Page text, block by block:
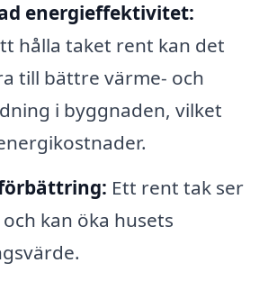
energieffektivitet:
hålla taket rent kan det
till bättre värme- och
i byggnaden, vilket
Ett rent tak ser
kan öka husets